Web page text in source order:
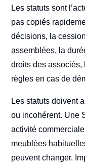
Les statuts sont
pas copiés
décisions, la
assemblées, la
droits des associés,
règles en cas de
Les statuts doivent
ou incohérent. Une
activité
meublées
peuvent changer.